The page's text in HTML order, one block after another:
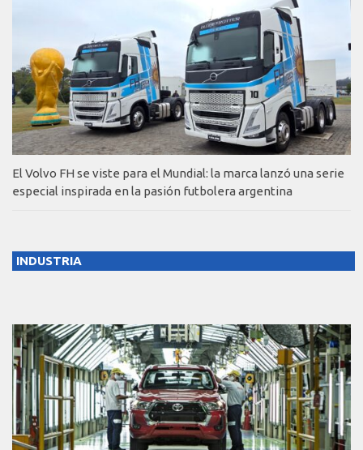
El Volvo FH se viste para el Mundial: la marca lanzó una serie
especial inspirada en la pasión futbolera argentina
INDUSTRIA